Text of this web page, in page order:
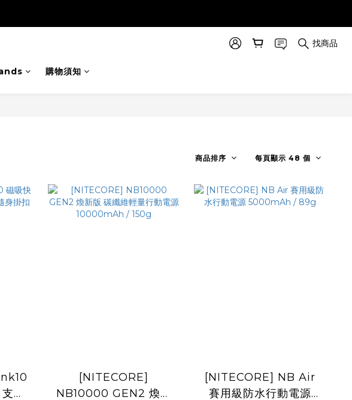
找商品
購物須知
商品排序 每頁顯示 48 個
援
[NITECORE]
NB10000 GEN2 煥新
[NITECORE] NB Air
賽用級防水行動電源